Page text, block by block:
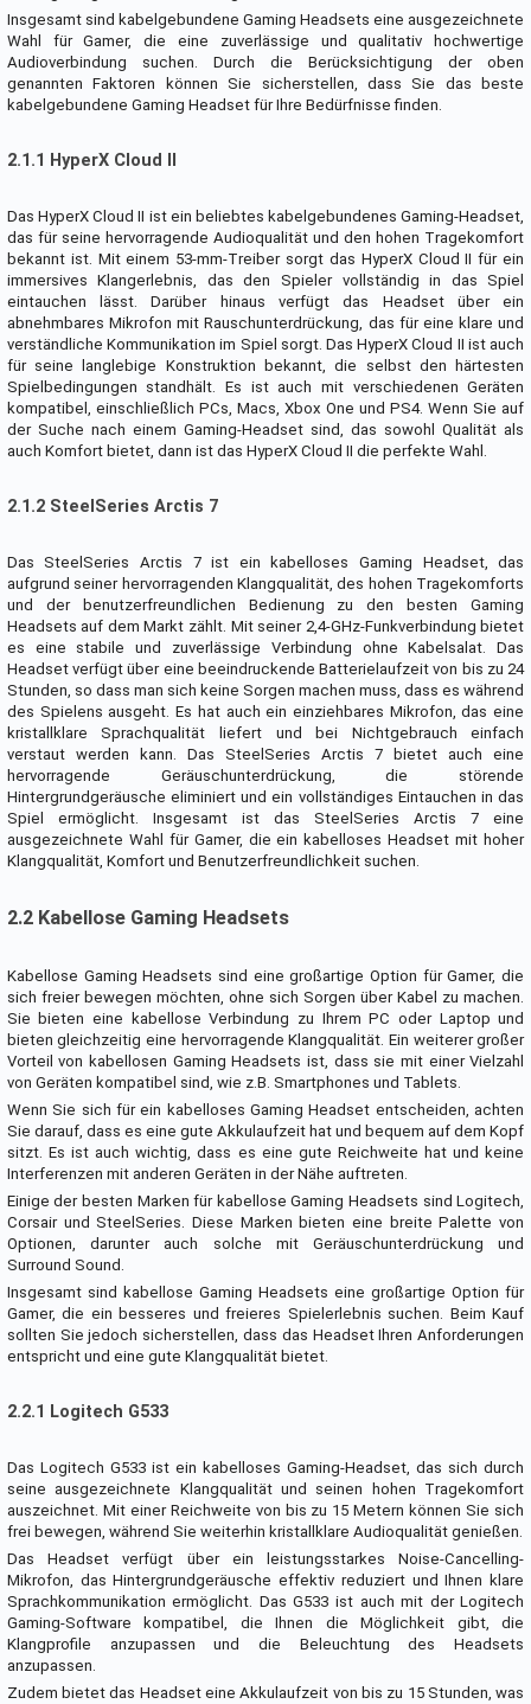
Insgesamt sind kabelgebundene Gaming Headsets eine ausgezeichnete
Wahl für Gamer, die eine zuverlässige und qualitativ hochwertige
Audioverbindung suchen. Durch die Berücksichtigung der oben
genannten Faktoren können Sie sicherstellen, dass Sie das beste
kabelgebundene Gaming Headset für Ihre Bedürfnisse finden.
2.1.1 HyperX Cloud II
Das HyperX Cloud II ist ein beliebtes kabelgebundenes Gaming-Headset,
das für seine hervorragende Audioqualität und den hohen Tragekomfort
bekannt ist. Mit einem 53-mm-Treiber sorgt das HyperX Cloud II für ein
immersives Klangerlebnis, das den Spieler vollständig in das Spiel
eintauchen lässt. Darüber hinaus verfügt das Headset über ein
abnehmbares Mikrofon mit Rauschunterdrückung, das für eine klare und
verständliche Kommunikation im Spiel sorgt. Das HyperX Cloud II ist auch
für seine langlebige Konstruktion bekannt, die selbst den härtesten
Spielbedingungen standhält. Es ist auch mit verschiedenen Geräten
kompatibel, einschließlich PCs, Macs, Xbox One und PS4. Wenn Sie auf
der Suche nach einem Gaming-Headset sind, das sowohl Qualität als
auch Komfort bietet, dann ist das HyperX Cloud II die perfekte Wahl.
2.1.2 SteelSeries Arctis 7
Das SteelSeries Arctis 7 ist ein kabelloses Gaming Headset, das
aufgrund seiner hervorragenden Klangqualität, des hohen Tragekomforts
und der benutzerfreundlichen Bedienung zu den besten Gaming
Headsets auf dem Markt zählt. Mit seiner 2,4-GHz-Funkverbindung bietet
es eine stabile und zuverlässige Verbindung ohne Kabelsalat. Das
Headset verfügt über eine beeindruckende Batterielaufzeit von bis zu 24
Stunden, so dass man sich keine Sorgen machen muss, dass es während
des Spielens ausgeht. Es hat auch ein einziehbares Mikrofon, das eine
kristallklare Sprachqualität liefert und bei Nichtgebrauch einfach
verstaut werden kann. Das SteelSeries Arctis 7 bietet auch eine
hervorragende Geräuschunterdrückung, die störende
Hintergrundgeräusche eliminiert und ein vollständiges Eintauchen in das
Spiel ermöglicht. Insgesamt ist das SteelSeries Arctis 7 eine
ausgezeichnete Wahl für Gamer, die ein kabelloses Headset mit hoher
Klangqualität, Komfort und Benutzerfreundlichkeit suchen.
2.2 Kabellose Gaming Headsets
Kabellose Gaming Headsets sind eine großartige Option für Gamer, die
sich freier bewegen möchten, ohne sich Sorgen über Kabel zu machen.
Sie bieten eine kabellose Verbindung zu Ihrem PC oder Laptop und
bieten gleichzeitig eine hervorragende Klangqualität. Ein weiterer großer
Vorteil von kabellosen Gaming Headsets ist, dass sie mit einer Vielzahl
von Geräten kompatibel sind, wie z.B. Smartphones und Tablets.
Wenn Sie sich für ein kabelloses Gaming Headset entscheiden, achten
Sie darauf, dass es eine gute Akkulaufzeit hat und bequem auf dem Kopf
sitzt. Es ist auch wichtig, dass es eine gute Reichweite hat und keine
Interferenzen mit anderen Geräten in der Nähe auftreten.
Einige der besten Marken für kabellose Gaming Headsets sind Logitech,
Corsair und SteelSeries. Diese Marken bieten eine breite Palette von
Optionen, darunter auch solche mit Geräuschunterdrückung und
Surround Sound.
Insgesamt sind kabellose Gaming Headsets eine großartige Option für
Gamer, die ein besseres und freieres Spielerlebnis suchen. Beim Kauf
sollten Sie jedoch sicherstellen, dass das Headset Ihren Anforderungen
entspricht und eine gute Klangqualität bietet.
2.2.1 Logitech G533
Das Logitech G533 ist ein kabelloses Gaming-Headset, das sich durch
seine ausgezeichnete Klangqualität und seinen hohen Tragekomfort
auszeichnet. Mit einer Reichweite von bis zu 15 Metern können Sie sich
frei bewegen, während Sie weiterhin kristallklare Audioqualität genießen.
Das Headset verfügt über ein leistungsstarkes Noise-Cancelling-
Mikrofon, das Hintergrundgeräusche effektiv reduziert und Ihnen klare
Sprachkommunikation ermöglicht. Das G533 ist auch mit der Logitech
Gaming-Software kompatibel, die Ihnen die Möglichkeit gibt, die
Klangprofile anzupassen und die Beleuchtung des Headsets
anzupassen.
Zudem bietet das Headset eine Akkulaufzeit von bis zu 15 Stunden, was